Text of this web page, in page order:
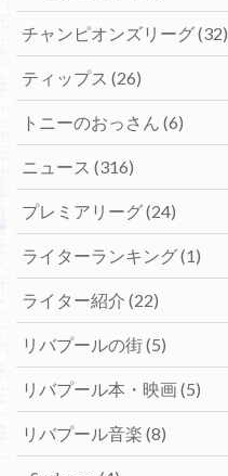
チャンピオンズリーグ(32)
ティップス (26)
トニーのおっさん (6)
ニュース (316)
プレミアリーグ(24)
ライターランキング(1)
ライター紹介 (22)
リバプールの街(5)
リバプール本・映画(5)
リバプール音楽 (8)